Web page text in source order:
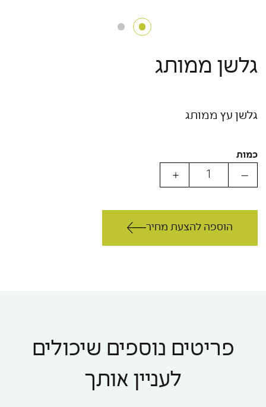
גלשן ממותג
גלשן עץ ממותג
כמות
הוספה להצעת מחיר
פריטים נוספים שיכולים
לעניין אותך